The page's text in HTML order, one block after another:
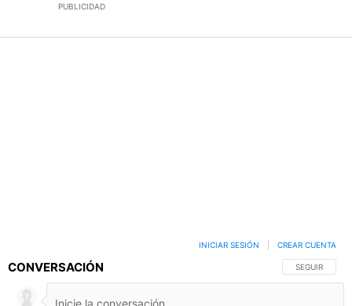
PUBLICIDAD
CONVERSACIÓN SIGA ESTA
SEGUIR
INICIAR SESIÓN CREAR CUENTA